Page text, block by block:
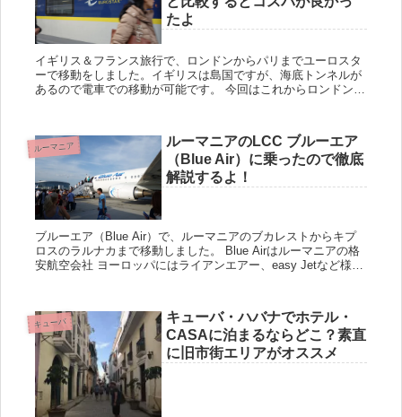
たよ
イギリス＆フランス旅行で、ロンドンからパリまでユーロスタ
ーで移動をしました。イギリスは島国ですが、海底トンネルが
あるので電車での移動が可能です。 今回はこれからロンドンと
ルーマニア
ルーマニアのLCC ブルーエア
（Blue Air）に乗ったので徹底
解説するよ！
ブルーエア（Blue Air）で、ルーマニアのブカレストからキプ
ロスのラルナカまで移動しました。 Blue Airはルーマニアの格
安航空会社 ヨーロッパにはライアンエアー、easy Jetなど様々
キューバ
キューバ・ハバナでホテル・
CASAに泊まるならどこ？素直
に旧市街エリアがオススメ